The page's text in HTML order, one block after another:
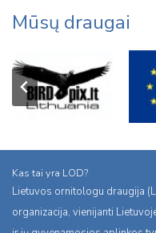
Mūsų draugai
Kas tai yra LOD?
Lietuvos ornitologu draugija
organizacija, vienijanti